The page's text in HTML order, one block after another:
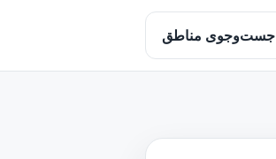
جست‌وجوی مناطق